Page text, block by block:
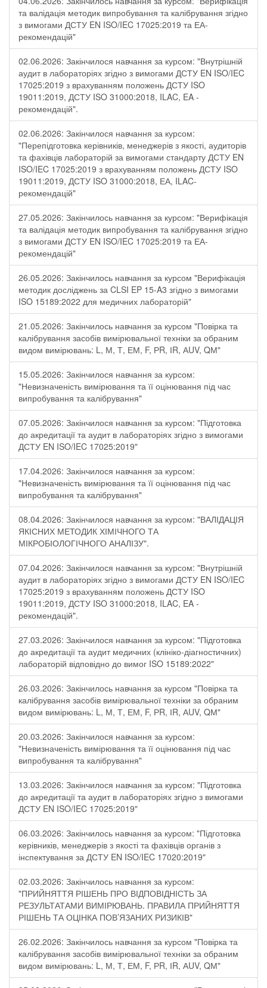
та валідація методик випробування та калібрування згідно
з вимогами ДСТУ EN ISO/IEC 17025:2019 та ЕА-
рекомендацій"
02.06.2026: Закінчилося навчання за курсом: "Внутрішній
аудит в лабораторіях згідно з вимогами ДСТУ EN ISO/IEC
17025:2019 з врахуванням положень ДСТУ ISO
19011:2019, ДСТУ ISO 31000:2018, ILAC, EA -
рекомендацій".
02.06.2026: Закінчилося навчання за курсом:
"Перепідготовка керівників, менеджерів з якості, аудиторів
та фахівців лабораторій за вимогами стандарту ДСТУ EN
ISO/IEC 17025:2019 з врахуванням положень ДСТУ ISO
19011:2019, ДСТУ ISO 31000:2018, ЕА, ILAC-
рекомендацій"
27.05.2026: Закінчилось навчання за курсом: "Верифікація
та валідація методик випробування та калібрування згідно
з вимогами ДСТУ EN ISO/IEC 17025:2019 та ЕА-
рекомендацій"
26.05.2026: Закінчилось навчання за курсом "Верифікація
методик досліджень за CLSI EP 15-A3 згідно з вимогами
ISO 15189:2022 для медичних лабораторій"
21.05.2026: Закінчилось навчання за курсом "Повірка та
калібрування засобів вимірювальної техніки за обраним
видом вимірювань: L, М, Т, ЕМ, F, РR, ІR, АUV, QМ"
15.05.2026: Закінчилося навчання за курсом:
"Невизначеність вимірювання та її оцінювання під час
випробування та калібрування"
07.05.2026: Закінчилося навчання за курсом: "Підготовка
до акредитації та аудит в лабораторіях згідно з вимогами
ДСТУ EN ISO/IEC 17025:2019"
17.04.2026: Закінчилося навчання за курсом:
"Невизначеність вимірювання та її оцінювання під час
випробування та калібрування"
08.04.2026: Закінчилося навчання за курсом: "ВАЛІДАЦІЯ
ЯКІСНИХ МЕТОДИК ХІМІЧНОГО ТА
МІКРОБІОЛОГІЧНОГО АНАЛІЗУ".
07.04.2026: Закінчилося навчання за курсом: "Внутрішній
аудит в лабораторіях згідно з вимогами ДСТУ EN ISO/IEC
17025:2019 з врахуванням положень ДСТУ ISO
19011:2019, ДСТУ ISO 31000:2018, ILAC, EA -
рекомендацій".
27.03.2026: Закінчилося навчання за курсом: "Підготовка
до акредитації та аудит медичних (клініко-діагностичних)
лабораторій відповідно до вимог ISO 15189:2022"
26.03.2026: Закінчилось навчання за курсом "Повірка та
калібрування засобів вимірювальної техніки за обраним
видом вимірювань: L, М, Т, ЕМ, F, РR, ІR, АUV, QМ"
20.03.2026: Закінчилося навчання за курсом:
"Невизначеність вимірювання та її оцінювання під час
випробування та калібрування"
13.03.2026: Закінчилося навчання за курсом: "Підготовка
до акредитації та аудит в лабораторіях згідно з вимогами
ДСТУ EN ISO/IEC 17025:2019"
06.03.2026: Закінчилось навчання за курсом: "Підготовка
керівників, менеджерів з якості та фахівців органів з
інспектування за ДСТУ EN ISO/IEC 17020:2019"
02.03.2026: Закінчилось навчання за курсом:
"ПРИЙНЯТТЯ РІШЕНЬ ПРО ВІДПОВІДНІСТЬ ЗА
РЕЗУЛЬТАТАМИ ВИМІРЮВАНЬ. ПРАВИЛА ПРИЙНЯТТЯ
РІШЕНЬ ТА ОЦІНКА ПОВ’ЯЗАНИХ РИЗИКІВ"
26.02.2026: Закінчилось навчання за курсом "Повірка та
калібрування засобів вимірювальної техніки за обраним
видом вимірювань: L, М, Т, ЕМ, F, РR, ІR, АUV, QМ"